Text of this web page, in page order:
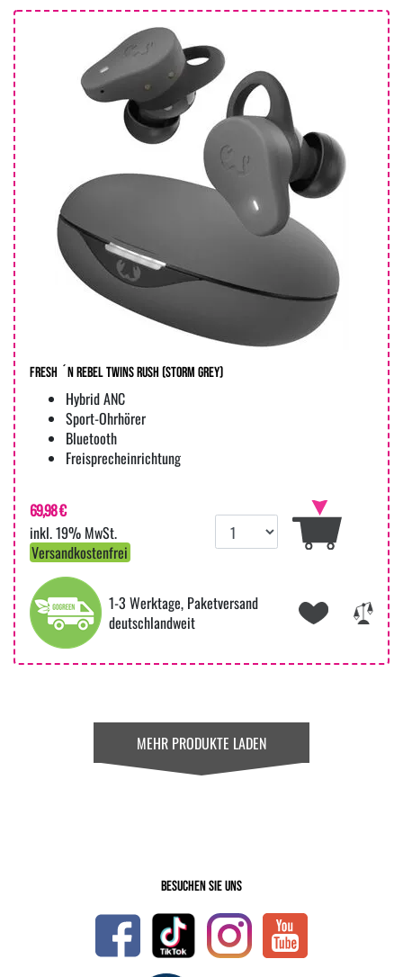
Fresh ´n Rebel Twins Rush (Storm Grey)
Hybrid ANC
Sport-Ohrhörer
Bluetooth
Freisprecheinrichtung
69,98 €
inkl. 19% MwSt.
Versandkostenfrei
1-3 Werktage, Paketversand
deutschlandweit
MEHR PRODUKTE LADEN
Besuchen Sie uns